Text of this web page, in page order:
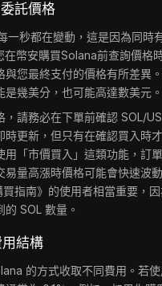
託價格
一秒都在變動，這是因為同時
在幣安購買Solana前查詢價格
與您最終支付的價格有所差異
幾美分，也可能高達數美元。
，請務必在下單前確認 SOL/
時更新，但只有在確認買入時
用「市價買入」這類功能，訂
易量高漲時價格可能會快速波
指南》的使用者相當重要，
SOL 數量。
結構
的方式收取不同費用。若